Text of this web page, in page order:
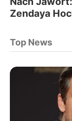
Zendaya
Top News